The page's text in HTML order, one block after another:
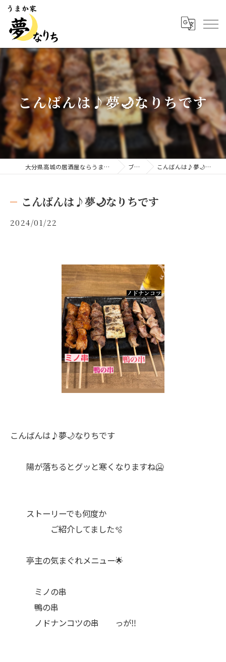
こんばんは♪夢🌙なりちです
大分県高城の居酒屋ならうまか家 夢なりち ブログ こんばんは♪夢🌙なりちです
こんばんは♪夢🌙なりちです
2024/01/22
こんばんは♪夢🌙なりちです
陽が落ちるとグッと寒くなりますね🥶
ストーリーでも何度か
ご紹介してました🫧
亭主の気まぐれメニュー🌟
ミノの串
鴨の串
ノドナンコツの串 っが‼️